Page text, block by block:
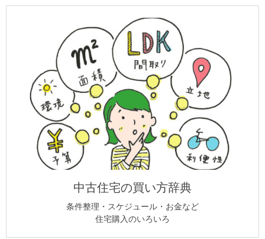
中古住宅の買い方辞典
条件整理・スケジュール・お金など
住宅購入のいろいろ